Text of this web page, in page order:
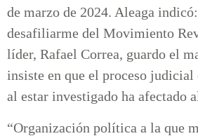
de marzo de 2024. Aleaga
desafiliarme del Movimiento
líder, Rafael Correa, guardo el
insiste en que el proceso judicial
al estar investigado ha
“Organización política a la que